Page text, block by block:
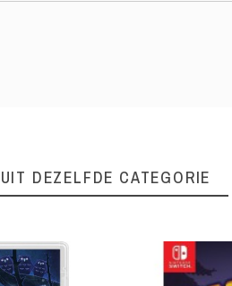
UIT DEZELFDE CATEGORIE